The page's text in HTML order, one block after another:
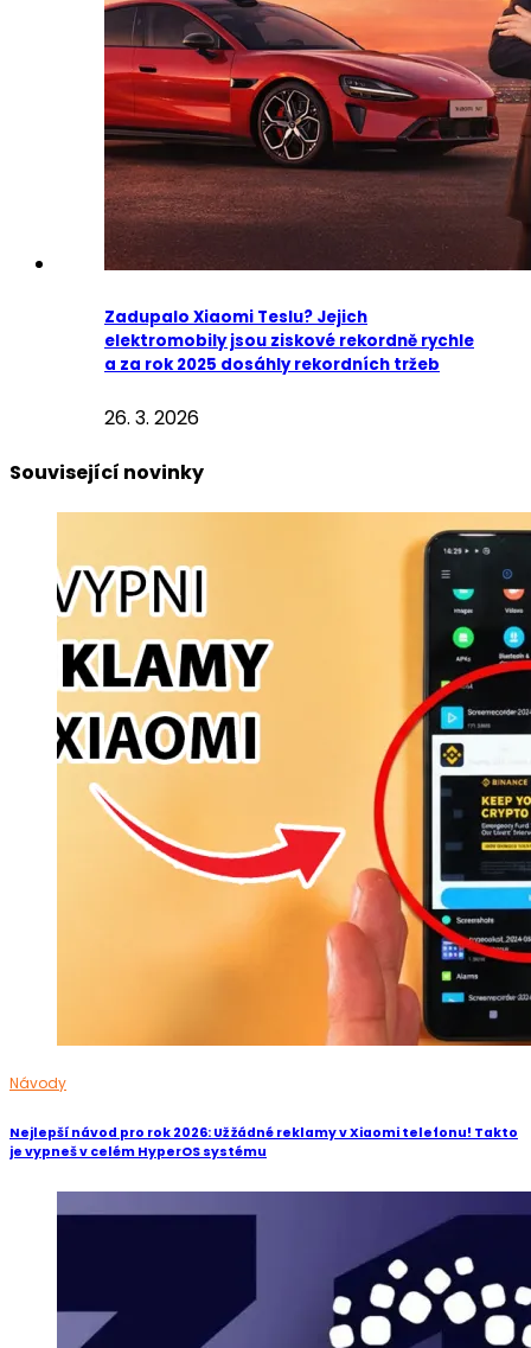
Zadupalo Xiaomi Teslu? Jejich
elektromobily jsou ziskové rekordně rychle
a za rok 2025 dosáhly rekordních tržeb
26. 3. 2026
Související novinky
Návody
Nejlepší návod pro rok 2026: Už žádné reklamy v Xiaomi telefonu! Takto
je vypneš v celém HyperOS systému